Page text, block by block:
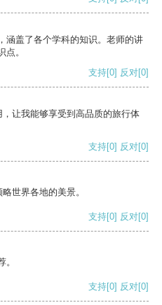
涵盖了各个学科的知识。老师的讲
。
支持[0] 反对[0]
让我能够享受到高品质的旅行体
支持[0] 反对[0]
世界各地的美景。
支持[0] 反对[0]
支持[0] 反对[0]